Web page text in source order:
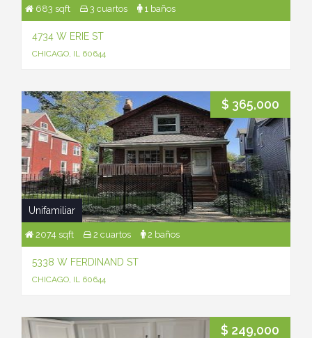
683 sqft 3 cuartos 1 baños
4734 W ERIE ST
CHICAGO, IL 60644
$ 365,000
Unifamiliar
2074 sqft 2 cuartos 2 baños
5338 W FERDINAND ST
CHICAGO, IL 60644
$ 249,000